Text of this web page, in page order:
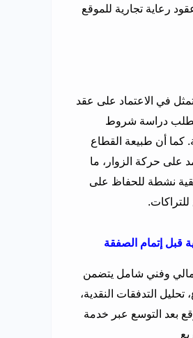
رعاية تجارية للموقع
في الاعتماد على عقد
يتطلب دراسة شروط
كما أن طبيعة القطاع
على حركة الزوار، ما
نشطة للحفاظ على
قبل إتمام الصفقة
مالي وفني شامل يتضمن
تحليل التدفقات النقدية،
بعد التوسع عبر خدمة